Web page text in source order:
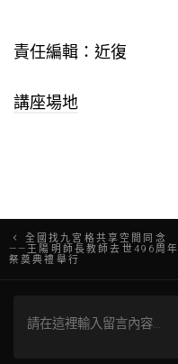
責任編輯：近復
講座場地
文
章
導
全國找九宮格共享空間同念
——王陽明師長教師去世496周年
祭奠典禮舉行